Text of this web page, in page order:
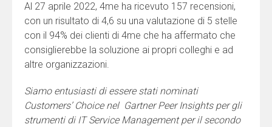
Al 27 aprile 2022, 4me ha ricevuto 157 recensioni,
con un risultato di 4,6 su una valutazione di 5 stelle
con il 94% dei clienti di 4me che ha affermato che
consiglierebbe la soluzione ai propri colleghi e ad
altre organizzazioni.
Siamo entusiasti di essere stati nominati
Customers’ Choice nel Gartner Peer Insights per gli
strumenti di IT Service Management per il secondo